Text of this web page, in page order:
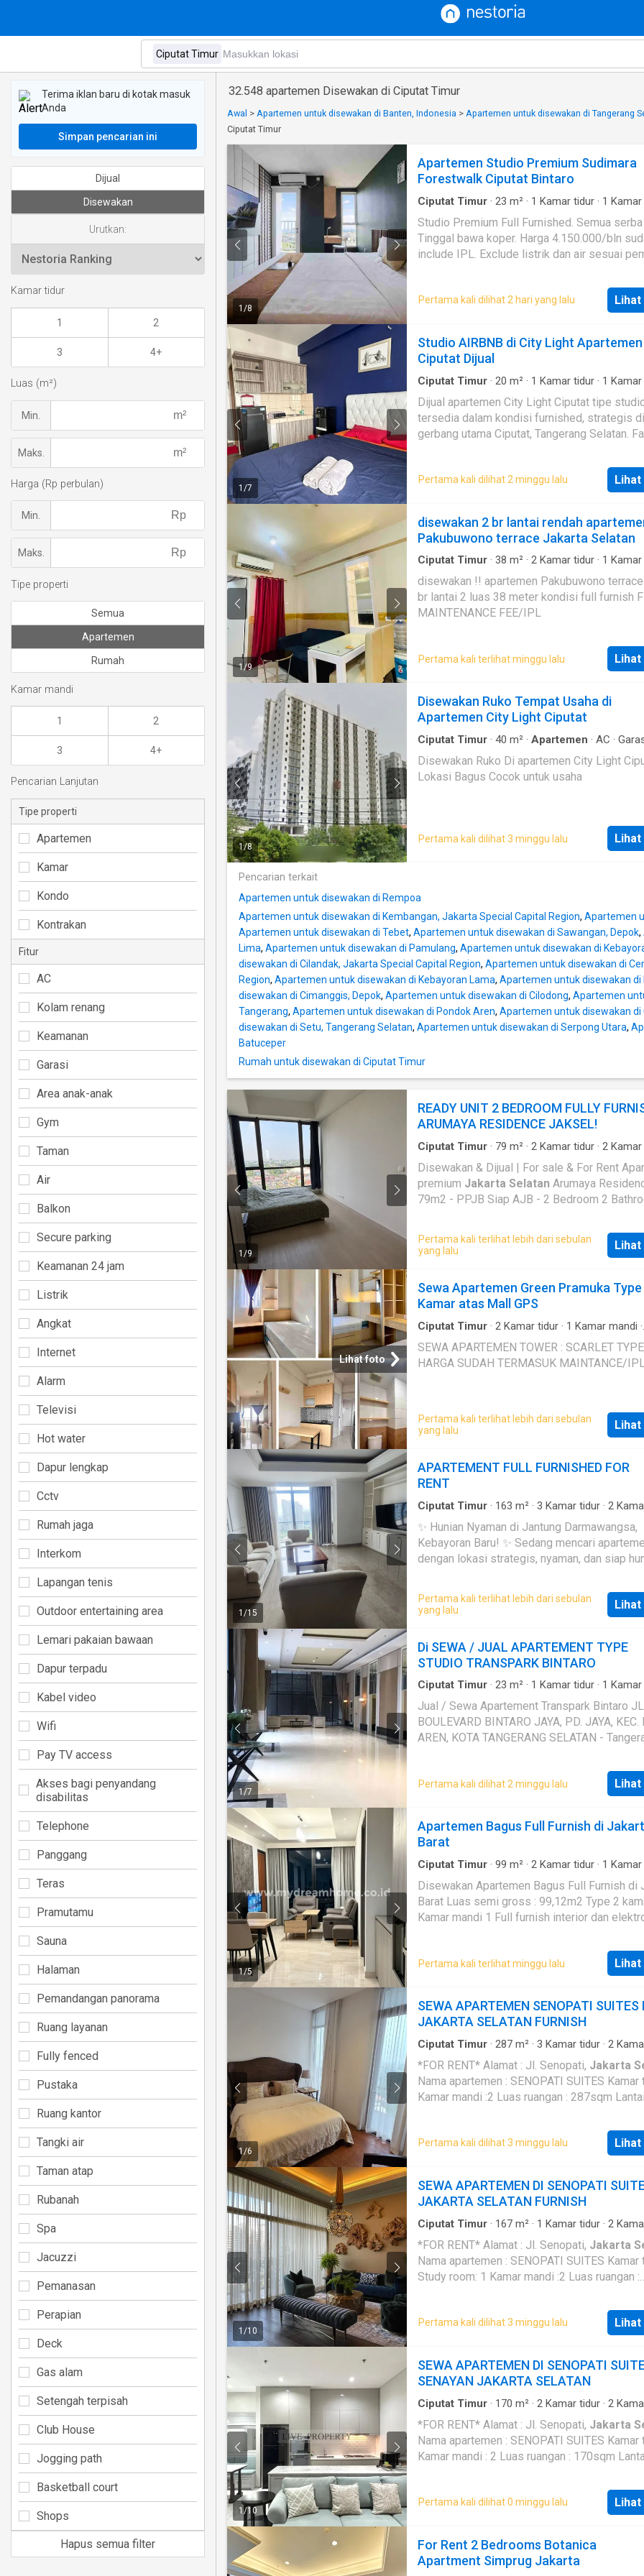
32.548 apartemen Disewakan di Ciputat Timur
Awal > Apartemen untuk disewakan di Banten, Indonesia > Apartemen untuk disewakan di Tangerang
Ciputat Timur
1 /8
Apartemen Studio Premium Sudimara
Forestwalk Ciputat Bintaro
Ciputat Timur · 23 m² · 1 Kamar tidur · 1
Garasi·Cctv·Pramutamu·Listrik ·Dapur
water·Dapur terpadu ·Angkat· Secure parking·
Keamanan· Kolam renang· Keamanan 24 jam·
Studio Premium Full Furnished. Semua serba
Tinggal bawa koper. Harga 4.150.000/bln sudah
include IPL. Exclude listrik dan air sesuai
Kitchen set - Kompor - Cooker Hood -
Kulkas 2 pintu - TV 43 inch - AC - Water
Blind Lokasi strategis: - Dekat Stasiun KRL
Sudimara, Jurang Mangu - Dekat Mall Bintaro
Exchange - Dekat Kampus Pembangunan
Dekat Superindo, Pasar Modern Bintaro Jaya,
tradisional - Disekililingi tempat kuliner
Gacoan, Popeyes, McDonald dll - Dilalui oleh
angkutan
Pertama kali dilihat 2 hari yang lalu
1 /7
Studio AIRBNB di City Light Apartemen
Ciputat Dijual
Ciputat Timur · 20 m² · 1 Kamar tidur · 1
Gym· Ruang kantor·Keamanan·Keamanan 24
Kolam renang·Pramutamu·Angkat ·Listrik·
fenced· Secure parking·Rumah jaga·Taman ·
Dijual apartemen City Light Ciputat tipe
tersedia dalam kondisi furnished, strategis
gerbang utama Ciputat, Tangerang Selatan.
dan pusat kebugaran Biasa disewakan via
untuk tamu singla, jadi lebih terawat Lokasi
duper strategis di pinggir jalan raya Ciputat
Pertama kali dilihat 2 minggu lalu
1/9
disewakan 2 br lantai rendah
Pakubuwono terrace Jakarta Selatan
Ciputat Timur · 38 m² · 2 Kamar tidur · 1
anak-anak· Pramutamu· Listrik·Dapur lengkap
·Gym·Rumah jaga ·Internet·Interkom·Hot
Angkat·Outdoor entertaining area
disewakan !! apartemen Pakubuwono terrace type 2
br lantai 2 luas 38 meter kondisi full furnish FREE
MAINTENANCE FEE/IPL
Pertama kali terlihat minggu lalu Lihat
1/8
Disewakan Ruko Tempat Usaha di
Apartemen City Light Ciputat
Ciputat Timur · 40 m² · Apartemen · AC ·
Disewakan Ruko Di apartemen City Light
Lokasi Bagus Cocok untuk usaha
Pertama kali dilihat 3 minggu lalu Lihat
Pencarian terkait
Apartemen untuk disewakan di Rempoa
Apartemen untuk disewakan di Kembangan, Jakarta Special Capital Region, Apartemen
Apartemen untuk disewakan di Tebet, Apartemen untuk disewakan di Sawangan, Depok,
Lima, Apartemen untuk disewakan di Pamulang, Apartemen untuk disewakan di
disewakan di Cilandak, Jakarta Special Capital Region, Apartemen untuk disewakan di
Region, Apartemen untuk disewakan di Kebayoran Lama, Apartemen untuk disewakan di
disewakan di Cimanggis, Depok, Apartemen untuk disewakan di Cilodong, Apartemen
Tangerang, Apartemen untuk disewakan di Pondok Aren, Apartemen untuk disewakan di
disewakan di Setu, Tangerang Selatan, Apartemen untuk disewakan di Serpong Utara,
Batuceper
Rumah untuk disewakan di Ciputat Timur
1 /9
READY UNIT 2 BEDROOM FULLY
ARUMAYA RESIDENCE JAKSEL!
Ciputat Timur · 79 m² · 2 Kamar tidur · 2
Alarm·Area anak-anak·Outdoor entertaining
Balkon·Cctv·Gym ·Internet ·Keamanan·
24 jam · Kolam renang·Angkat·Listrik · Fully
Disewakan & Dijual | For sale & For Rent Apartemen
premium Jakarta Selatan Arumaya
79m2 - PPJB Siap AJB - 2 Bedroom 2 Bathroom -
IPKL 3.3jt) Jual — 4.1M Survey & detail hubungi
Pertama kali terlihat lebih dari sebulan
yang lalu
Lihat foto
Sewa Apartemen Green Pramuka Type
Kamar atas Mall GPS
Ciputat Timur · 2 Kamar tidur · 1 Kamar mandi ·
bawaan·Garasi·Pramutamu· Dapur lengkap ·
Keamanan 24 jam ·Kolam renang·Angkat·
SEWA APARTEMEN TOWER : SCARLET TYPE : 2 BR
HARGA SUDAH TERMASUK MAINTANCE/IPL
Pertama kali terlihat lebih dari sebulan
yang lalu
1 /15
APARTEMENT FULL FURNISHED FOR
RENT
Ciputat Timur · 163 m² · 3 Kamar tidur · 2
area·Balkon·Dapur lengkap·Keamanan·
24 jam·Kolam renang·Secure parking·Tangki
Televisi·Garasi
✨ Hunian Nyaman di Jantung Darmawangsa,
Kebayoran Baru! ✨ Sedang mencari apartemen
dengan lokasi strategis, nyaman, dan siap
Lokasi premium di Darmawangsa, Kebayoran
Dekat dengan pusat perkantoran, pusat
restoran, dan kafe • Akses mudah ke MRT,
tenang, dan eksklusif • Unit bersih, terawat,
ditempati Cocok untuk profesional, ekspatriat,
maupun pasangan yang menginginkan
dengan akses ke berbagai fasilitas kota. 📞 Hubungi
kami sekarang untuk informasi harga,
unit, atau jadwalkan survei. Jangan lewatkan
kesempatan tinggal di salah satu kawasan
Pertama kali terlihat lebih dari sebulan
yang lalu
1/7
Di SEWA / JUAL APARTEMENT TYPE
STUDIO TRANSPARK BINTARO
Ciputat Timur · 23 m² · 1 Kamar tidur · 1
penyandang disabilitas·Alarm·Area anak-anak
Outdoor entertaining area·Balkon· Keamanan·
Keamanan 24 jam·Kolam renang·Angkat·
Jual / Sewa Apartement Transpark Bintaro JL.
BOULEVARD BINTARO JAYA, PD. JAYA, KEC.
AREN, KOTA TANGERANG SELATAN -
Kulkas Semi Furnished Type Studio A LB 23.68
Sqm² LT 2 PPJB Fasilitas dan Selling Point •⁠
(Deposit bulanan
Pertama kali dilihat 2 minggu lalu Lihat
1/5
Apartemen Bagus Full Furnish di
Barat
Ciputat Timur · 99 m² · 2 Kamar tidur · 1
Disewakan Apartemen Bagus Full Furnish di
Barat Luas semi gross : 99,12m2 Type 2 kamar tidur
Kamar mandi 1 Full furnish interior dan
Pertama kali terlihat minggu lalu Lihat
1 /6
SEWA APARTEMEN SENOPATI SUITES
JAKARTA SELATAN FURNISH
Ciputat Timur · 287 m² · 3 Kamar tidur · 2
*FOR RENT* Alamat : Jl. Senopati, Jakarta
Nama apartemen : SENOPATI SUITES Kamar tidur : 3
Kamar mandi :2 Luas ruangan : 287sqm
Pertama kali dilihat 3 minggu lalu
1 /10
SEWA APARTEMEN DI SENOPATI
JAKARTA SELATAN FURNISH
Ciputat Timur · 167 m² · 1 Kamar tidur · 2
*FOR RENT* Alamat : Jl. Senopati, Jakarta
Nama apartemen : SENOPATI SUITES Kamar tidur : 1
Study room: 1 Kamar mandi :2 Luas ruangan :
Rent Price: IDR648juta per year Min rent 1th
Pertama kali dilihat 3 minggu lalu
1 /10
SEWA APARTEMEN DI SENOPATI
SENAYAN JAKARTA SELATAN
Ciputat Timur · 170 m² · 2 Kamar tidur · 2
*FOR RENT* Alamat : Jl. Senopati, Jakarta
Nama apartemen : SENOPATI SUITES Kamar tidur : 2
Kamar mandi : 2 Luas ruangan : 170sqm
Pertama kali dilihat 0 minggu lalu
For Rent 2 Bedrooms Botanica
Apartment Simprug Jakarta
Terima iklan baru di kotak masuk
Anda
Simpan pencarian ini
Dijual
Disewakan
Urutkan:
Kamar tidur
1 2
3 4+
Luas (m²)
Min.
Maks.
Harga (Rp perbulan)
Min.
Maks.
Tipe properti
Semua
Apartemen
Rumah
Kamar mandi
1 2
3 4+
Pencarian Lanjutan
Tipe properti
Apartemen
Kamar
Kondo
Kontrakan
Fitur
AC
Kolam renang
Keamanan
Garasi
Area anak-anak
Gym
Taman
Air
Balkon
Secure parking
Keamanan 24 jam
Listrik
Angkat
Internet
Alarm
Televisi
Hot water
Dapur lengkap
Cctv
Rumah jaga
Interkom
Lapangan tenis
Outdoor entertaining area
Lemari pakaian bawaan
Dapur terpadu
Kabel video
Wifi
Pay TV access
Akses bagi penyandang
disabilitas
Telephone
Panggang
Teras
Pramutamu
Sauna
Halaman
Pemandangan panorama
Ruang layanan
Fully fenced
Pustaka
Ruang kantor
Tangki air
Taman atap
Rubanah
Spa
Jacuzzi
Pemanasan
Perapian
Deck
Gas alam
Setengah terpisah
Club House
Jogging path
Basketball court
Shops
Hapus semua filter